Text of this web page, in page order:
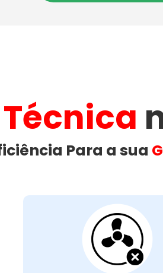
Técnica
Para a sua
Ventilação
Geladeira
Bloqueada: